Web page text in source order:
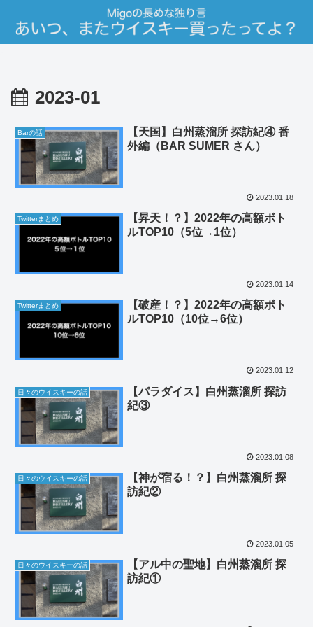
2023-01
Barの話
【天国】白州蒸溜所 探訪紀④ 番
外編（BAR SUMER さん）
2023.01.18
Twitterまとめ
【昇天！？】2022年の高額ボト
ルTOP10（5位→1位）
2023.01.14
Twitterまとめ
【破産！？】2022年の高額ボト
ルTOP10（10位→6位）
2023.01.12
日々のウイスキーの話
【パラダイス】白州蒸溜所 探訪
紀③
2023.01.08
日々のウイスキーの話
【神が宿る！？】白州蒸溜所 探
訪紀②
2023.01.05
日々のウイスキーの話
【アル中の聖地】白州蒸溜所 探
訪紀①